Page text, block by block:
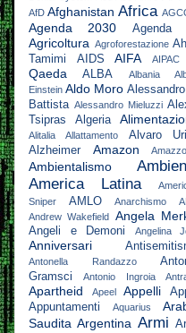
AfD Afghanistan Africa
Agenda 2030 Agenda
Agricoltura Agroforestazione
Tamimi
AIDS AIFA AIPAC
Qaeda
ALBA Albania
Einstein Aldo Moro
Battista Alessandro Mieluzzi
Tsipras
Algeria
Alitalia Allattamento
Alvaro
Alzheimer
Amazon
Ambientalismo
America Latina
Sniper
AMLO Anarchismo
Andrew Wakefield Angela
Angeli e Demoni Angelina
Anniversari
Antonella Randazzo
Gramsci
Antonio Ingroia
Apartheid Apeel Appelli
Appuntamenti
Aquarius
Saudita Argentina Armi